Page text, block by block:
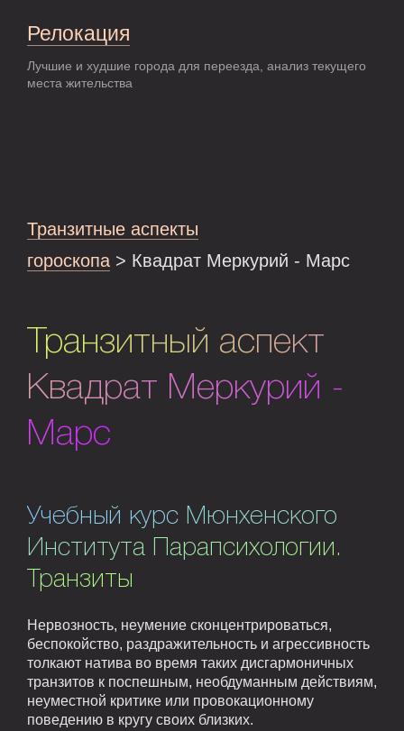
Релокация
Лучшие и худшие города для переезда, анализ текущего
места жительства
Транзитные аспекты
гороскопа > Квадрат Меркурий - Марс
Транзитный аспект
Квадрат Меркурий -
Марс
Учебный курс Мюнхенского
Института Парапсихологии.
Транзиты
Нервозность, неумение сконцентрироваться,
беспокойство, раздражительность и агрессивность
толкают натива во время таких дисгармоничных
транзитов к поспешным, необдуманным действиям,
неуместной критике или провокационному
поведению в кругу своих близких.